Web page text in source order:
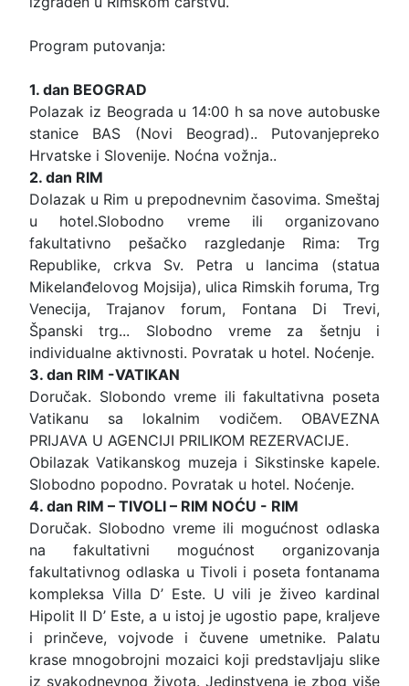
Program putovanja:
1. dan BEOGRAD
Polazak iz Beograda u 14:00 h sa nove autobuske
stanice BAS (Novi Beograd).. Putovanjepreko
Hrvatske i Slovenije. Noćna vožnja..
2. dan RIM
Dolazak u Rim u prepodnevnim časovima. Smeštaj
u hotel.Slobodno vreme ili organizovano
fakultativno pešačko razgledanje Rima: Trg
Republike, crkva Sv. Petra u lancima (statua
Mikelanđelovog Mojsija), ulica Rimskih foruma, Trg
Venecija, Trajanov forum, Fontana Di Trevi,
Španski trg... Slobodno vreme za šetnju i
individualne aktivnosti. Povratak u hotel. Noćenje.
3. dan RIM -VATIKAN
Doručak. Slobondo vreme ili fakultativna poseta
Vatikanu sa lokalnim vodičem. OBAVEZNA
PRIJAVA U AGENCIJI PRILIKOM REZERVACIJE.
Obilazak Vatikanskog muzeja i Sikstinske kapele.
Slobodno popodno. Povratak u hotel. Noćenje.
4. dan RIM – TIVOLI – RIM NOĆU - RIM
Doručak. Slobodno vreme ili mogućnost odlaska
na fakultativni mogućnost organizovanja
fakultativnog odlaska u Tivoli i poseta fontanama
kompleksa Villa D’ Este. U vili je živeo kardinal
Hipolit II D’ Este, a u istoj je ugostio pape, kraljeve
i prinčeve, vojvode i čuvene umetnike. Palatu
krase mnogobrojni mozaici koji predstavljaju slike
iz svakodnevnog života. Jedinstvena je zbog više